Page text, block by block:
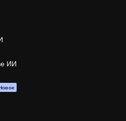
ИИ